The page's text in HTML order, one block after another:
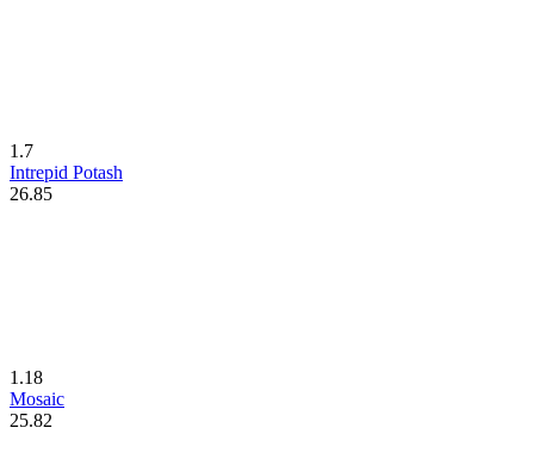
1.7
Intrepid Potash
26.85
1.18
Mosaic
25.82